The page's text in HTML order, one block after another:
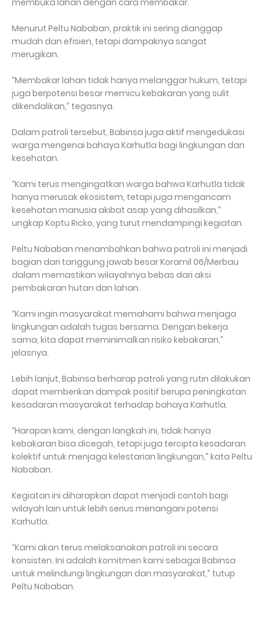
membuka lahan dengan cara membakar.
Menurut Peltu Nababan, praktik ini sering dianggap
mudah dan efisien, tetapi dampaknya sangat
merugikan.
“Membakar lahan tidak hanya melanggar hukum, tetapi
juga berpotensi besar memicu kebakaran yang sulit
dikendalikan,” tegasnya.
Dalam patroli tersebut, Babinsa juga aktif mengedukasi
warga mengenai bahaya Karhutla bagi lingkungan dan
kesehatan.
“Kami terus mengingatkan warga bahwa Karhutla tidak
hanya merusak ekosistem, tetapi juga mengancam
kesehatan manusia akibat asap yang dihasilkan,”
ungkap Koptu Ricko, yang turut mendampingi kegiatan.
Peltu Nababan menambahkan bahwa patroli ini menjadi
bagian dari tanggung jawab besar Koramil 06/Merbau
dalam memastikan wilayahnya bebas dari aksi
pembakaran hutan dan lahan.
“Kami ingin masyarakat memahami bahwa menjaga
lingkungan adalah tugas bersama. Dengan bekerja
sama, kita dapat meminimalkan risiko kebakaran,”
jelasnya.
Lebih lanjut, Babinsa berharap patroli yang rutin dilakukan
dapat memberikan dampak positif berupa peningkatan
kesadaran masyarakat terhadap bahaya Karhutla.
“Harapan kami, dengan langkah ini, tidak hanya
kebakaran bisa dicegah, tetapi juga tercipta kesadaran
kolektif untuk menjaga kelestarian lingkungan,” kata Peltu
Nababan.
Kegiatan ini diharapkan dapat menjadi contoh bagi
wilayah lain untuk lebih serius menangani potensi
Karhutla.
“Kami akan terus melaksanakan patroli ini secara
konsisten. Ini adalah komitmen kami sebagai Babinsa
untuk melindungi lingkungan dan masyarakat,” tutup
Peltu Nababan.